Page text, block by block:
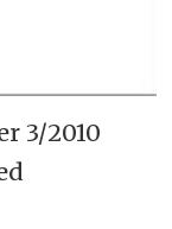
3/2010